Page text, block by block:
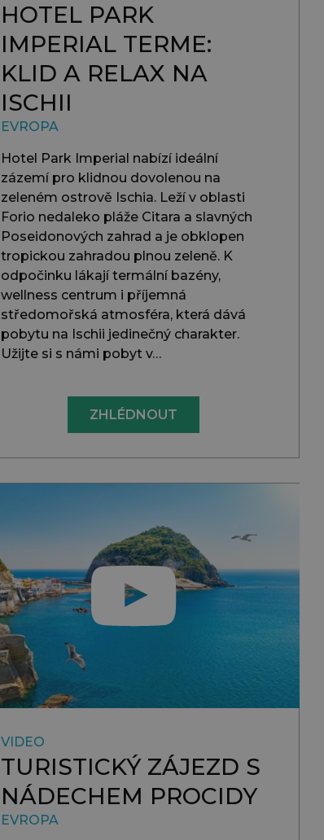
HOTEL PARK
IMPERIAL TERME:
KLID A RELAX NA
ISCHII
EVROPA
Hotel Park Imperial nabízí ideální
zázemí pro klidnou dovolenou na
zeleném ostrově Ischia. Leží v oblasti
Forio nedaleko pláže Citara a slavných
Poseidonových zahrad a je obklopen
tropickou zahradou plnou zeleně. K
odpočinku lákají termální bazény,
wellness centrum i příjemná
středomořská atmosféra, která dává
pobytu na Ischii jedinečný charakter.
Užijte si s námi pobyt v…
ZHLÉDNOUT
VIDEO
TURISTICKÝ ZÁJEZD S
NÁDECHEM PROCIDY
EVROPA